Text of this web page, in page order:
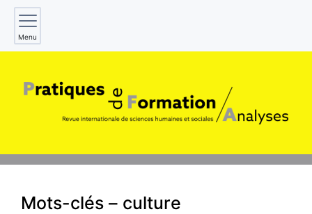
Menu
Mots-clés – culture